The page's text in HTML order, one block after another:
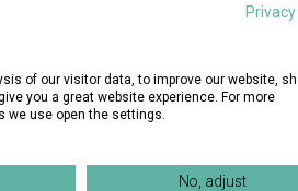
PEARSON LONGMAN
life learning
of our visitor data, to improve our website,
you a great website experience. For more
we use open the settings.
No, adjust